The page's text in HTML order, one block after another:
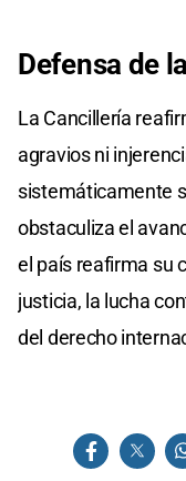
Defensa de
La Cancillería
agravios ni
sistemáticamente
obstaculiza el
el país reafirma su
justicia, la lucha
del derecho